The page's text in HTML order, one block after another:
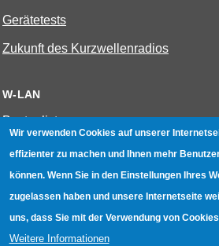
Gerätetests
Zukunft des Kurzwellenradios
W-LAN
Bestenliste
Geräte mit Aufnahmefunktion
Gerätetests
Hotspot absichern
WLAN-Testbuch
Wir verwenden Cookies auf unserer
effizienter zu machen und Ihnen mehr
können. Wenn Sie in den Einstellungen Ihres
zugelassen haben und unsere Internetseite
uns, dass Sie mit der Verwendung von
Weitere Informationen